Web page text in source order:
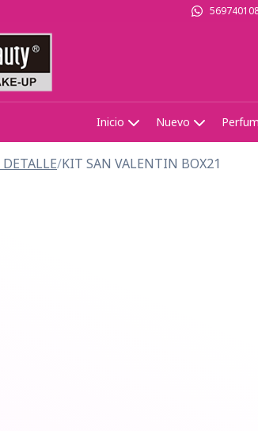
Inicio Nuevo
DETALLE/KIT SAN VALENTIN BOX21